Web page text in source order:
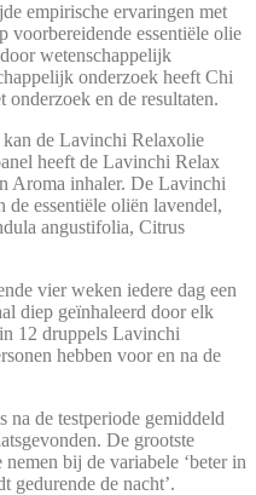
empirische ervaringen met
voorbereidende essentiële olie
wetenschappelijk
onderzoek heeft Chi
onderzoek en de resultaten.
de Lavinchi Relaxolie
heeft de Lavinchi Relax
Aroma inhaler. De Lavinchi
essentiële oliën lavendel,
angustifolia, Citrus
vier weken iedere dag een
diep geïnhaleerd door elk
12 druppels Lavinchi
hebben voor en na de
de testperiode gemiddeld
De grootste
bij de variabele ‘beter in
gedurende de nacht’.